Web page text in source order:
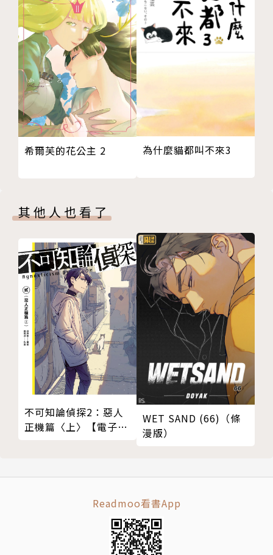
希爾芙的花公主 2 為什麼貓都叫不來3
其他人也看了
不可知論偵探2：惡人
正機篇〈上〉【電子特
WET SAND (66)（條
漫版）
Readmoo看書App